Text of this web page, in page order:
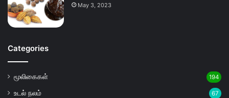
May 3, 2023
Categories
மூலிகைகள் 194
உடல் நலம் 67